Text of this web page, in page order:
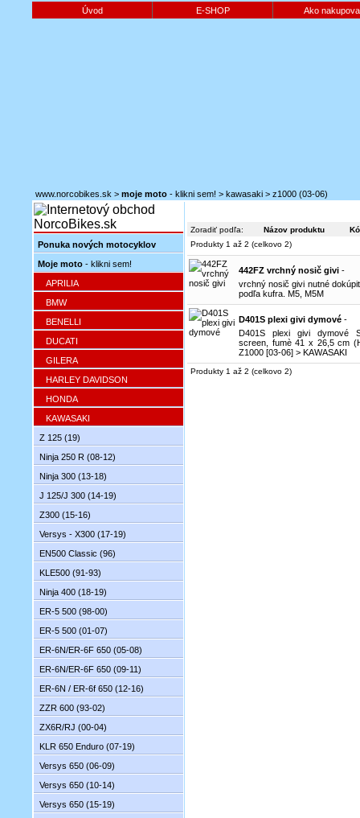
Úvod E-SHOP Ako
www.norcobikes.sk > moje moto - klikni sem! > kawasaki > z1000 (03-06)
Ponuka nových motocyklov
Moje moto - klikni sem!
APRILIA
BMW
BENELLI
DUCATI
GILERA
HARLEY DAVIDSON
HONDA
KAWASAKI
Z 125 (19)
Ninja 250 R (08-12)
Ninja 300 (13-18)
J 125/J 300 (14-19)
Z300 (15-16)
Versys - X300 (17-19)
EN500 Classic (96)
KLE500 (91-93)
Ninja 400 (18-19)
ER-5 500 (98-00)
ER-5 500 (01-07)
ER-6N/ER-6F 650 (05-08)
ER-6N/ER-6F 650 (09-11)
ER-6N / ER-6f 650 (12-16)
ZZR 600 (93-02)
ZX6R/RJ (00-04)
KLR 650 Enduro (07-19)
Versys 650 (06-09)
Versys 650 (10-14)
Versys 650 (15-19)
Zoradiť podľa: Názov produktu
Produkty 1 až 2 (celkovo 2)
442FZ vrchný nosič givi -
vrchný nosič givi nutné
podľa kufra. M5, M5M
D401S plexi givi dymové -
D401S plexi givi dymové
screen, fumè 41 x 26,5 cm
Z1000 [03-06] > KAWASAKI
Produkty 1 až 2 (celkovo 2)